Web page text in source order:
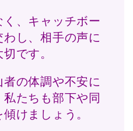
、キャッチボー
し、相手の声に
です。
の体調や不安に
たちも部下や同
けましょう。